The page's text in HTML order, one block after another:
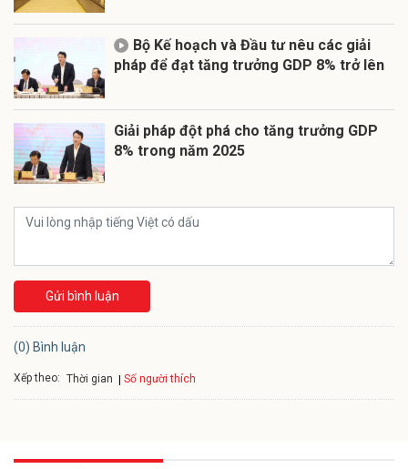
Bộ Kế hoạch và Đầu tư nêu các giải
pháp để đạt tăng trưởng GDP 8% trở lên
Giải pháp đột phá cho tăng trưởng GDP
8% trong năm 2025
Gửi bình luận
(0) Bình luận
Xếp theo: Thời gian Số người thích